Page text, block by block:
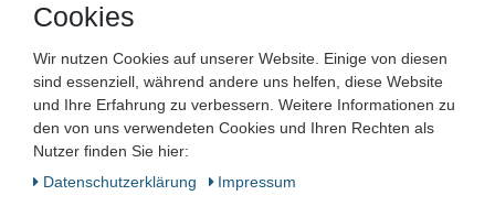
BASLER VISION Sensic Line
Scan Controller für 12 Kameras
Framegrabber
Cookies
Wir nutzen Cookies auf unserer Website. Einige von diesen
sind essenziell, während andere uns helfen, diese Website
und Ihre Erfahrung zu verbessern. Weitere Informationen zu
den von uns verwendeten Cookies und Ihren Rechten als
Nutzer finden Sie hier:
Daten­schutz­erklärung
Impressum